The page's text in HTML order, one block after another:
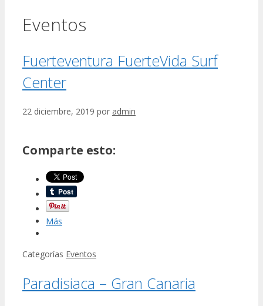
Eventos
Fuerteventura FuerteVida Surf
Center
22 diciembre, 2019 por admin
Comparte esto:
Más
Categorías Eventos
Paradisiaca – Gran Canaria